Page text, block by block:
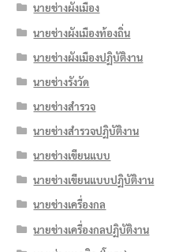
นายช่างผังเมือง
นายช่างผังเมืองท้องถิ่น
นายช่างผังเมืองปฏิบัติงาน
นายช่างรังวัด
นายช่างสำรวจ
นายช่างสำรวจปฏิบัติงาน
นายช่างเขียนแบบ
นายช่างเขียนแบบปฏิบัติงาน
นายช่างเครื่องกล
นายช่างเครื่องกลปฏิบัติงาน